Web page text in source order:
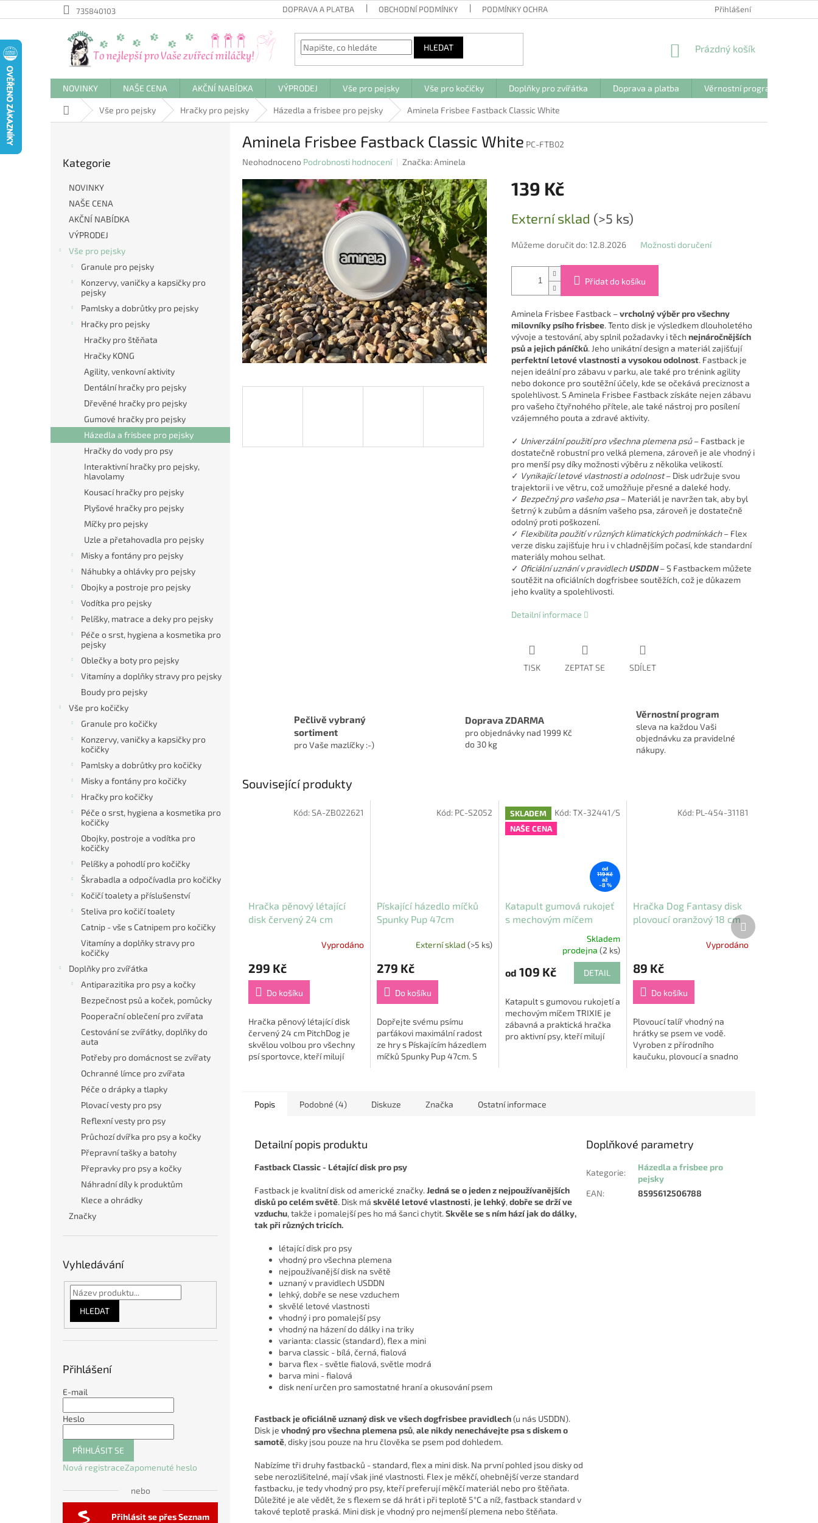
na
735840103 DOPRAVA A PLATBA OBCHODNÍ PODMÍNKY PODMÍNKY OCHRANY OSOBNÍCH ÚDAJŮ Přihlášení
HLEDAT
NÁKUPNÍ
Prázdný košík
NOVINKY NAŠE CENA AKČNÍ NABÍDKA VÝPRODEJ Vše pro pejsky Vše pro kočičky Doplňky pro zvířátka Doprava a platba Věrnostní program
Domů Vše pro pejsky Hračky pro pejsky Házedla a frisbee pro pejsky Aminela Frisbee Fastback Classic White
kategorie
Kategorie
NOVINKY
NAŠE CENA
AKČNÍ NABÍDKA
VÝPRODEJ
Vše pro pejsky
Granule pro pejsky
Konzervy, vaničky a kapsičky pro
pejsky
Pamlsky a dobrůtky pro pejsky
Hračky pro pejsky
Hračky pro štěňata
Hračky KONG
Agility, venkovní aktivity
Dentální hračky pro pejsky
Dřevěné hračky pro pejsky
Gumové hračky pro pejsky
Házedla a frisbee pro pejsky
Hračky do vody pro psy
Interaktivní hračky pro pejsky,
hlavolamy
Kousací hračky pro pejsky
Plyšové hračky pro pejsky
Míčky pro pejsky
Uzle a přetahovadla pro pejsky
Misky a fontány pro pejsky
Náhubky a ohlávky pro pejsky
Obojky a postroje pro pejsky
Vodítka pro pejsky
Pelíšky, matrace a deky pro pejsky
Péče o srst, hygiena a kosmetika pro
pejsky
Oblečky a boty pro pejsky
Vitamíny a doplňky stravy pro pejsky
Boudy pro pejsky
Vše pro kočičky
Granule pro kočičky
Konzervy, vaničky a kapsičky pro
kočičky
Pamlsky a dobrůtky pro kočičky
Misky a fontány pro kočičky
Hračky pro kočičky
Péče o srst, hygiena a kosmetika pro
kočičky
Obojky, postroje a vodítka pro
kočičky
Pelíšky a pohodlí pro kočičky
Škrabadla a odpočívadla pro kočičky
Kočičí toalety a příslušenství
Steliva pro kočičí toalety
Catnip - vše s Catnipem pro kočičky
Vitamíny a doplňky stravy pro
kočičky
Doplňky pro zvířátka
Antiparazitika pro psy a kočky
Bezpečnost psů a koček, pomůcky
Pooperační oblečení pro zvířata
Cestování se zvířátky, doplňky do
auta
Potřeby pro domácnost se zvířaty
Ochranné límce pro zvířata
Péče o drápky a tlapky
Plovací vesty pro psy
Reflexní vesty pro psy
Průchozí dvířka pro psy a kočky
Přepravní tašky a batohy
Přepravky pro psy a kočky
Náhradní díly k produktům
Klece a ohrádky
Značky
Vyhledávání
HLEDAT
Přihlášení
E-mail
Heslo
PŘIHLÁSIT SE
Nová registraceZapomenuté heslo
nebo
Přihlásit se přes Seznam
Aminela Frisbee Fastback Classic White PC-FTB02
Průměrné
produktu
je
0,0
z
5
hvězdiček.
Neohodnoceno Podrobnosti hodnocení Značka:Aminela
139 Kč
cena:
Externí sklad (>5 ks)
Můžeme doručit do: 12.8.2026 Možnosti doručení
Přidat do košíku
Aminela Frisbee Fastback –vrcholný výběr pro všechny
milovníky psího frisbee. Tento disk je výsledkem dlouholetého
vývoje a testování, aby splnil požadavky i těch nejnáročnějších
psů a jejich páníčků. Jeho unikátní design a materiál zajišťují
perfektní letové vlastnosti a vysokou odolnost. Fastback je
nejen ideální pro zábavu v parku, ale také pro trénink agility
nebo dokonce pro soutěžní účely, kde se očekává preciznost a
spolehlivost. S Aminela Frisbee Fastback získáte nejen zábavu
pro vašeho čtyřnohého přítele, ale také nástroj pro posílení
vzájemného pouta a zdravé aktivity.
✓ Univerzální použití pro všechna plemena psů– Fastback je
dostatečně robustní pro velká plemena, zároveň je ale vhodný i
pro menší psy díky možnosti výběru z několika velikostí.
✓ Vynikající letové vlastnosti a odolnost– Disk udržuje svou
trajektorii i ve větru, což umožňuje přesné a daleké hody.
✓ Bezpečný pro vašeho psa– Materiál je navržen tak, aby byl
šetrný k zubům a dásním vašeho psa, zároveň je dostatečně
odolný proti poškození.
✓ Flexibilita použití v různých klimatických podmínkách– Flex
verze disku zajišťuje hru i v chladnějším počasí, kde standardní
materiály mohou selhat.
✓ Oficiální uznání v pravidlechUSDDN– S Fastbackem můžete
soutěžit na oficiálních dogfrisbee soutěžích, což je důkazem
jeho kvality a spolehlivosti.
Detailní informace
TISK ZEPTAT SE SDÍLET
Pečlivě vybraný
sortiment
pro Vaše mazlíčky :-)
Doprava ZDARMA
pro objednávky nad 1999 Kč
do 30 kg
Věrnostní program
sleva na každou Vaši
objednávku za pravidelné
nákupy.
Související produkty
Hračka pěnový létající
disk červený 24 cm
Vyprodáno
299 Kč
Do košíku
Hračka pěnový létající disk
červený 24 cm PitchDog je
skvělou volbou pro všechny
psí sportovce, kteří milují
Kód:SA-ZB022621
Pískající házedlo míčků
Spunky Pup 47cm
Externí sklad (>5 ks)
279 Kč
Do košíku
Dopřejte svému psímu
parťákovi maximální radost
ze hry s Pískajícím házedlem
míčků Spunky Pup 47cm. S
vzdálenosti...
Kód: PC-S2052
SKLADEM
NAŠE CENA
od
119 Kč
až
–8 %
Katapult gumová rukojeť
s mechovým míčem
produktu
je
z
5
hvězdiček.
Skladem
prodejna(2 ks)
od 109 Kč DETAIL
Katapult s gumovou rukojetí a
mechovým míčem TRIXIE je
zábavná a praktická hračka
pro aktivní psy, kteří milují
Kód:TX-32441/S
Hračka Dog Fantasy disk
plovoucí oranžový 18 cm
Vyprodáno
89 Kč
Do košíku
Plovoucí talíř vhodný na
hrátky se psem ve vodě.
Vyroben z přírodního
kaučuku, plovoucí a snadno
Kód: PL-454-31181
Další
produkt
Popis Podobné (4) Diskuze Značka Ostatní informace
Detailní popis produktu
Fastback Classic - Létající disk pro psy
Fastback je kvalitní disk od americké značky. Jedná se o jeden z nejpoužívanějších
disků po celém světě. Disk má skvělé letové vlastnosti, je lehký, dobře se drží ve
vzduchu, takže i pomalejší pes ho má šanci chytit. Skvěle se s ním hází jak do dálky,
tak při různých tricích.
létající disk pro psy
vhodný pro všechna plemena
nejpoužívanější disk na světě
uznaný v pravidlech USDDN
lehký, dobře se nese vzduchem
skvělé letové vlastnosti
vhodný i pro pomalejší psy
vhodný na házení do dálky i na triky
varianta: classic (standard), flex a mini
barva classic - bílá, černá, fialová
barva flex - světle fialová, světle modrá
barva mini - fialová
disk není určen pro samostatné hraní a okusování psem
Fastback je oficiálně uznaný disk ve všech dogfrisbee pravidlech(u nás USDDN).
Disk je vhodný pro všechna plemena psů, ale nikdy nenechávejte psa s diskem o
samotě, disky jsou pouze na hru člověka se psem pod dohledem.
Nabízíme tři druhy fastbacků - standard, flex a mini disk. Na první pohled jsou disky od
sebe nerozlišitelné, mají však jiné vlastnosti. Flex je měkčí, ohebnější verze standard
fastbacku, je tedy vhodný pro psy, kteří preferují měkčí materiál nebo pro štěňata.
Důležité je ale vědět, že s flexem se dá hrát i při teplotě 5°C a níž, fastback standard v
takové teplotě praská. Mini disk je vhodný pro nejmenší plemena nebo štěňata.
Doplňkové parametry
Kategorie:
Házedla a frisbee pro
pejsky
EAN: 8595612506788